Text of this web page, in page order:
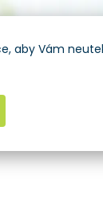
aby Vám